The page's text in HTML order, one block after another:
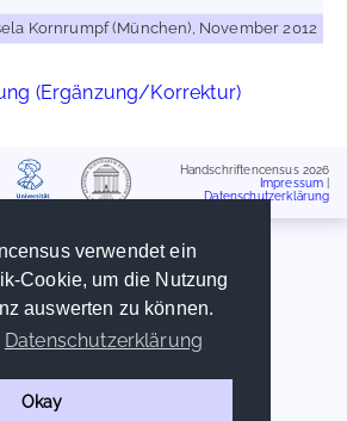
verwendet ein
Cookie, um die Nutzung
auswerten zu können.
Datenschutzerklärung
Okay
Kornrumpf (München), November 2012
(Ergänzung/Korrektur)
Handschriftencensus 2026
Impressum
Datenschutzerklärung